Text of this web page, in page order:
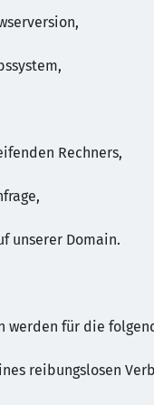
Rechners,
unserer Domain.
werden für die
reibungslosen